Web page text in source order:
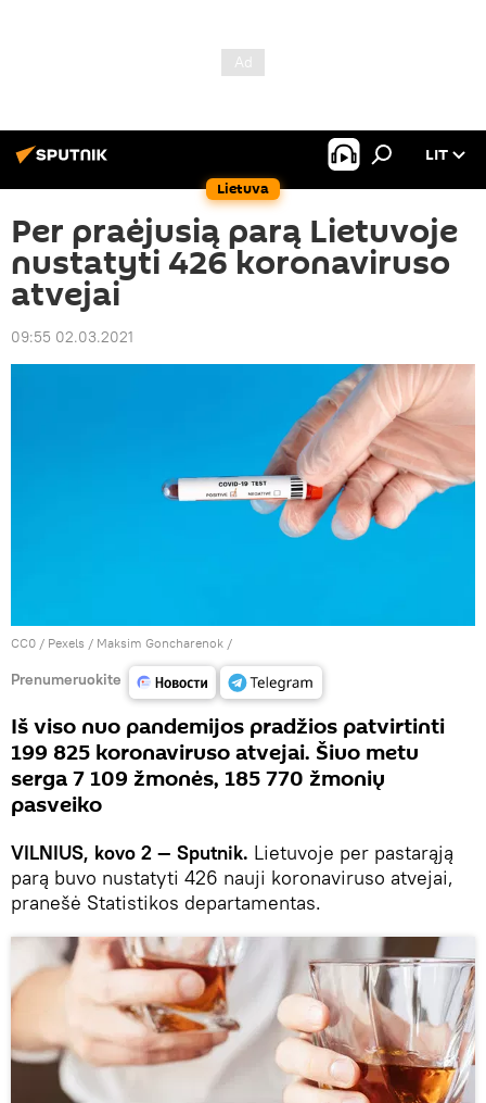
Lietuva
LIT
Per praėjusią parą Lietuvoje
nustatyti 426 koronaviruso
atvejai
09:55 02.03.2021
CC0 / Рexels / Maksim Goncharenok /
Prenumeruokite
Iš viso nuo pandemijos pradžios patvirtinti
199 825 koronaviruso atvejai. Šiuo metu
serga 7 109 žmonės, 185 770 žmonių
pasveiko
VILNIUS, kovo 2 — Sputnik. Lietuvoje per pastarąją
parą buvo nustatyti 426 nauji koronaviruso atvejai,
pranešė Statistikos departamentas.